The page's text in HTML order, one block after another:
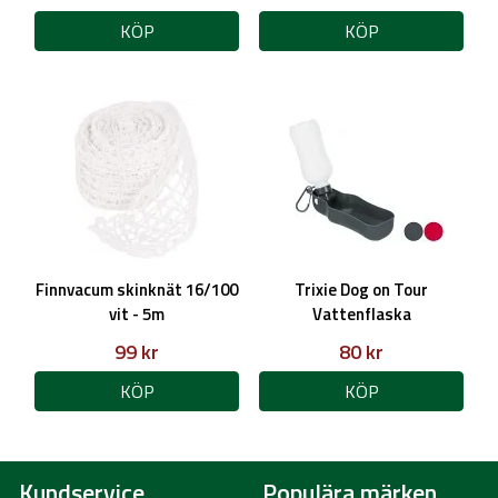
KÖP KÖP
Finnvacum skinknät 16/100
vit - 5m
99 kr
KÖP
Trixie Dog on Tour
Vattenflaska
80 kr
KÖP